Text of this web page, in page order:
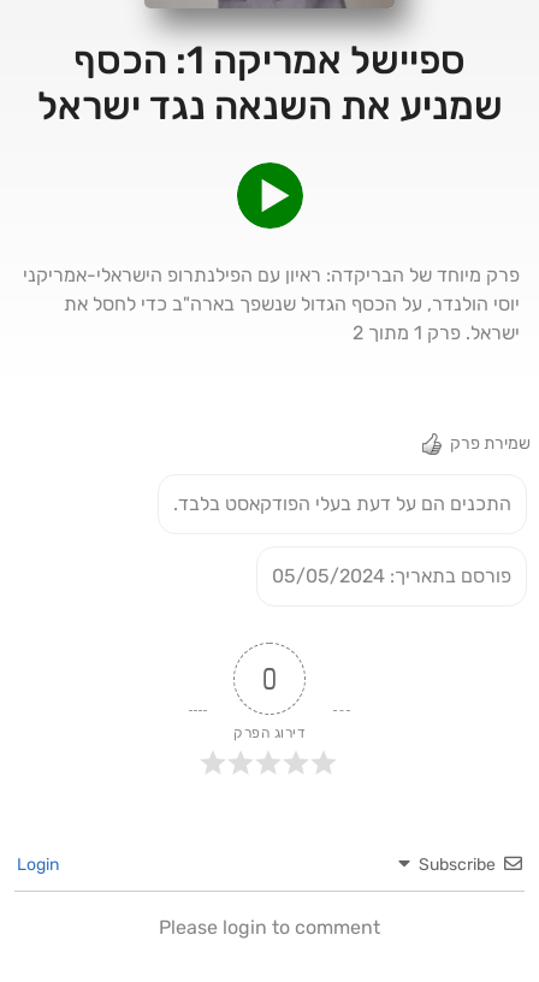
ספיישל אמריקה 1: הכסף
שמניע את השנאה נגד ישראל
פרק מיוחד של הבריקדה: ראיון עם הפילנתרופ הישראלי-אמריקני
יוסי הולנדר, על הכסף הגדול שנשפך בארה"ב כדי לחסל את
ישראל. פרק 1 מתוך 2
שמירת פרק
התכנים הם על דעת בעלי הפודקאסט בלבד.
פורסם בתאריך: 05/05/2024
0
דירוג הפרק
Subscribe
Please login to comment